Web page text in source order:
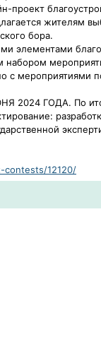
проект
жителям
бора.
элементами
с мероприятиями
2024 ГОДА. По
contests/12120/​